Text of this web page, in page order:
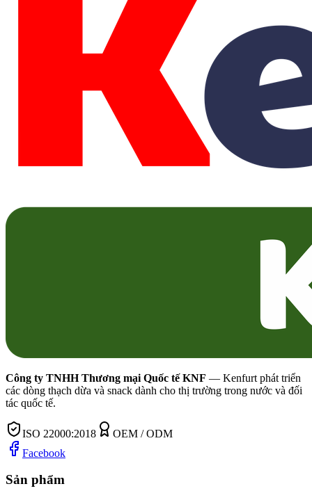
Công ty TNHH Thương mại Quốc tế KNF — Kenfurt phát triển
các dòng thạch dừa và snack dành cho thị trường trong nước và đối
tác quốc tế.
ISO 22000:2018
OEM / ODM
Facebook
Sản phẩm